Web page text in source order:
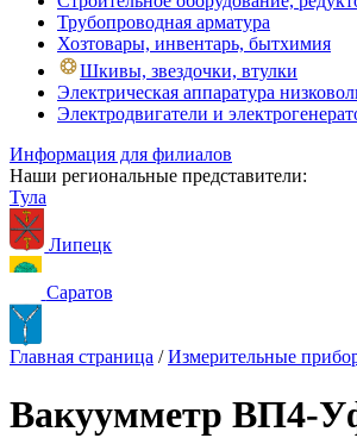
Трубопроводная арматура
Хозтовары, инвентарь, бытхимия
Шкивы, звездочки, втулки
Электрическая аппаратура
Электродвигатели и
Информация для филиалов
Наши региональные представители:
Тула
Липецк
Саратов
Главная страница / Измерительные
Вакуумметр ВП4-